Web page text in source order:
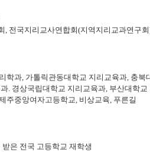
전국지리교사연합회(지역지리교과연구회
학과 가톨릭관동대학교 지리교육과 충북
경상국립대학교 지리교육과 부산대학교
주중앙여자고등학교 비상교육 푸른길
은 전국 고등학교 재학생